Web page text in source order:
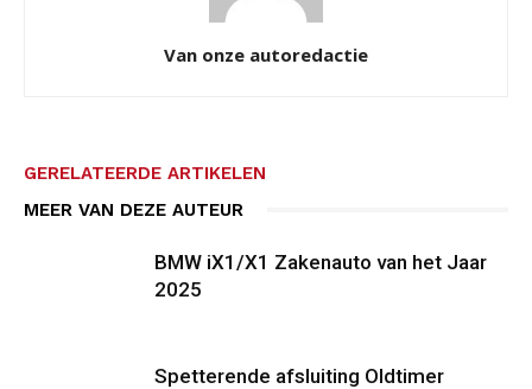
Van onze autoredactie
GERELATEERDE ARTIKELEN
MEER VAN DEZE AUTEUR
BMW iX1/X1 Zakenauto van het Jaar
2025
Spetterende afsluiting Oldtimer